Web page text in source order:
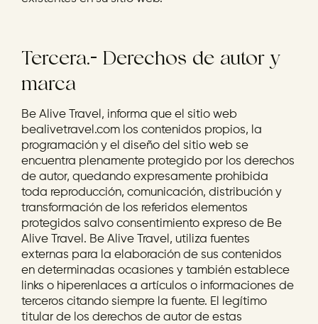
Tercera.- Derechos de autor y
marca
Be Alive Travel, informa que el sitio web
bealivetravel.com los contenidos propios, la
programación y el diseño del sitio web se
encuentra plenamente protegido por los derechos
de autor, quedando expresamente prohibida
toda reproducción, comunicación, distribución y
transformación de los referidos elementos
protegidos salvo consentimiento expreso de Be
Alive Travel. Be Alive Travel, utiliza fuentes
externas para la elaboración de sus contenidos
en determinadas ocasiones y también establece
links o hiperenlaces a artículos o informaciones de
terceros citando siempre la fuente. El legítimo
titular de los derechos de autor de estas